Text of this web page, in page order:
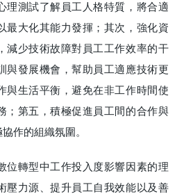
理測試了解員工人格特質，將合適
最大化其能力發揮；其次，強化資
減少技術故障對員工工作效率的干
與發展機會，幫助員工適應技術更
與生活平衡，避免在非工作時間使
；第五，積極促進員工間的合作與
作的組織氛圍。
轉型中工作投入度影響因素的理
壓力源、提升員工自我效能以及善